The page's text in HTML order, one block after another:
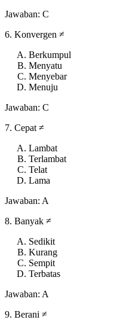
Jawaban: C
6. Konvergen ≠
Berkumpul
Menyatu
Menyebar
Menuju
Jawaban: C
7. Cepat ≠
Lambat
Terlambat
Telat
Lama
Jawaban: A
8. Banyak ≠
Sedikit
Kurang
Sempit
Terbatas
Jawaban: A
9. Berani ≠